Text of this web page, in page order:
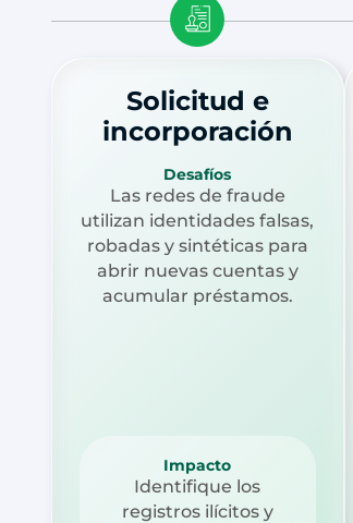
Solicitud e
incorporación
Desafíos
Las redes de fraude
utilizan identidades falsas,
robadas y sintéticas para
abrir nuevas cuentas y
acumular préstamos.
Impacto
Identifique los
registros ilícitos y